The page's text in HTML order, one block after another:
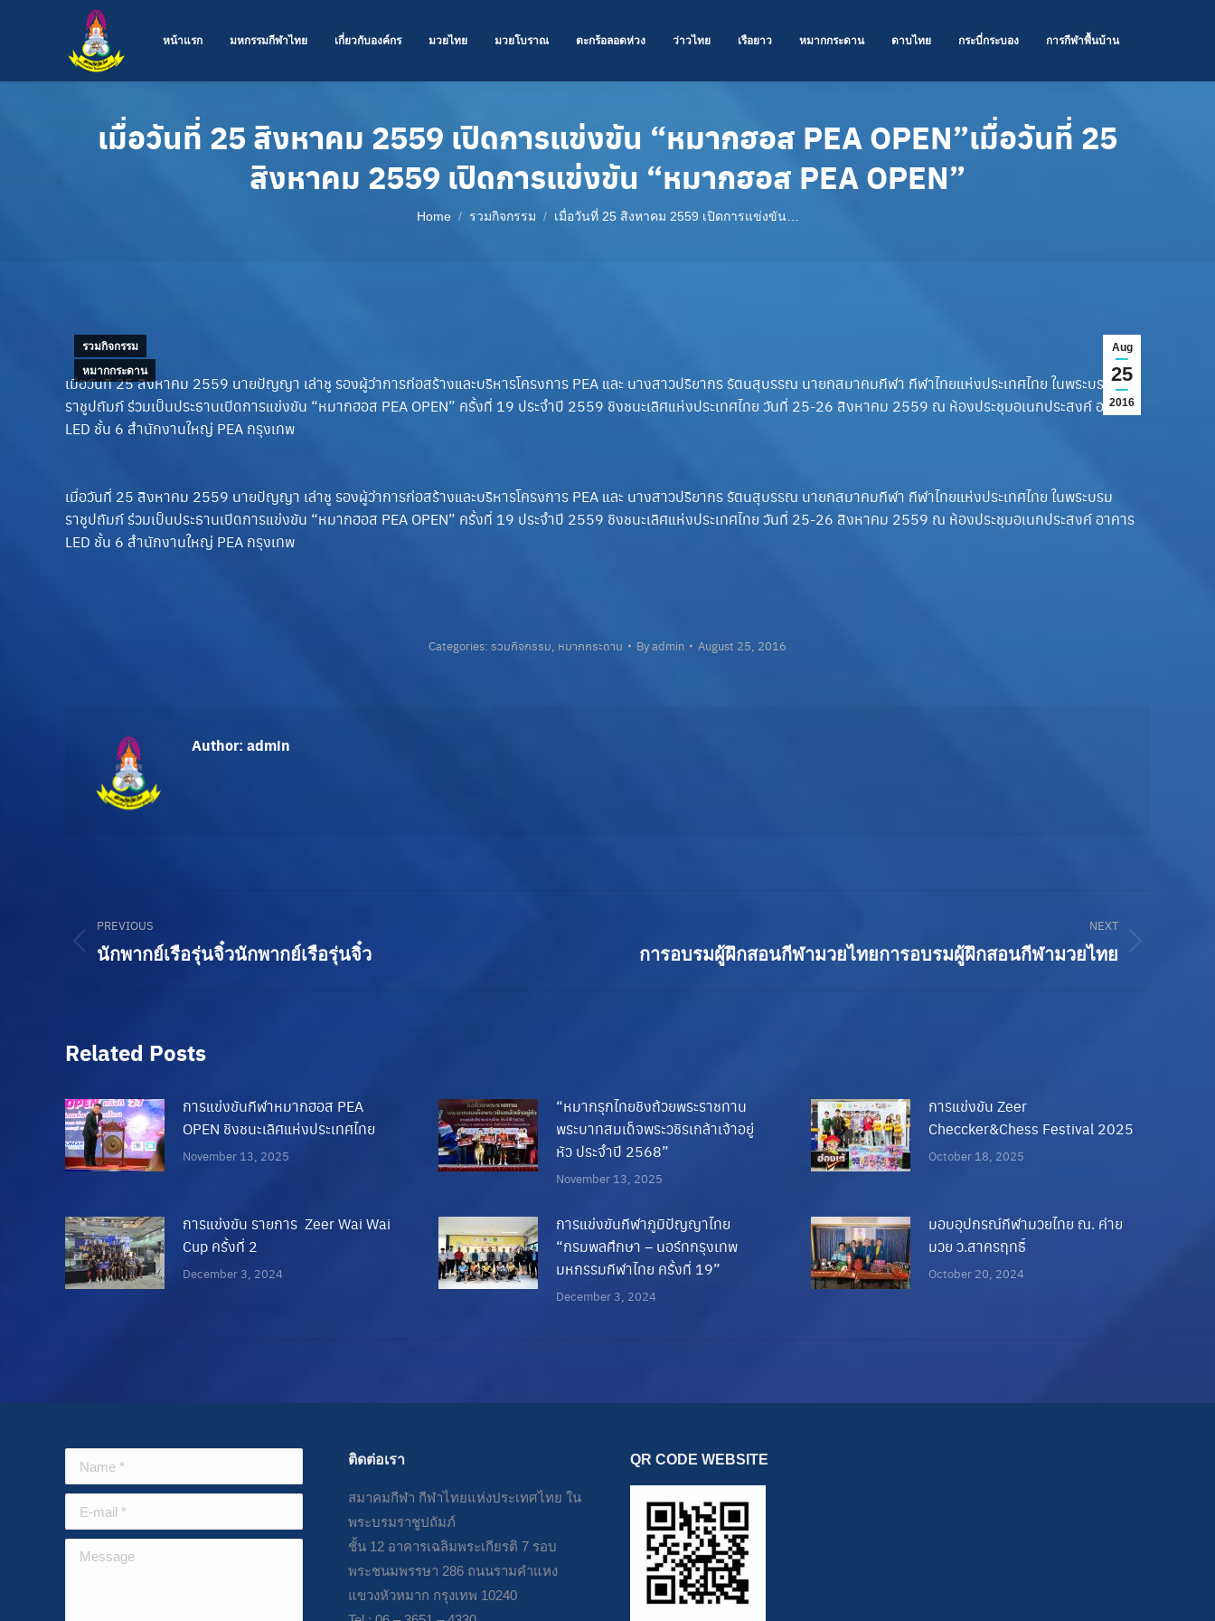
หน้าแรก มหกรรมกีฬาไทย เกี่ยวกับองค์กร มวยไทย มวยโบราณ ตะกร้อลอดห่วง ว่าวไทย เรือยาว หมากกระดาน ดาบไทย กระบี่กระบอง การกีฬาพื้นบ้าน
เมื่อวันที่ 25 สิงหาคม 2559 เปิดการแข่งขัน “หมากฮอส PEA OPEN”เมื่อวันที่ 25
สิงหาคม 2559 เปิดการแข่งขัน “หมากฮอส PEA OPEN”
You are here:
Home รวมกิจกรรม เมื่อวันที่ 25 สิงหาคม 2559 เปิดการแข่งขัน…
Aug
25
2016
รวมกิจกรรม
หมากกระดาน
เมื่อวันที่ 25 สิงหาคม 2559 นายปัญญา เล่าชู รองผู้ว่าการก่อสร้างและบริหารโครงการ PEA และ นางสาวปริยากร รัตนสุบรรณ นายกสมาคมกีฬา กีฬาไทยแห่งประเทศไทย ในพระบรม
ราชูปถัมภ์ ร่วมเป็นประธานเปิดการแข่งขัน “หมากฮอส PEA OPEN” ครั้งที่ 19 ประจำปี 2559 ชิงชนะเลิศแห่งประเทศไทย วันที่ 25-26 สิงหาคม 2559 ณ ห้องประชุมอเนกประสงค์ อาคาร
LED ชั้น 6 สำนักงานใหญ่ PEA กรุงเทพ
เมื่อวันที่ 25 สิงหาคม 2559 นายปัญญา เล่าชู รองผู้ว่าการก่อสร้างและบริหารโครงการ PEA และ นางสาวปริยากร รัตนสุบรรณ นายกสมาคมกีฬา กีฬาไทยแห่งประเทศไทย ในพระบรม
ราชูปถัมภ์ ร่วมเป็นประธานเปิดการแข่งขัน “หมากฮอส PEA OPEN” ครั้งที่ 19 ประจำปี 2559 ชิงชนะเลิศแห่งประเทศไทย วันที่ 25-26 สิงหาคม 2559 ณ ห้องประชุมอเนกประสงค์ อาคาร
LED ชั้น 6 สำนักงานใหญ่ PEA กรุงเทพ
Categories: รวมกิจกรรม, หมากกระดาน Byadmin August 25, 2016
Author: admin
Post
navigation
PREVIOUS
Previous
นักพากย์เรือรุ่นจิ๋วนักพากย์เรือรุ่นจิ๋ว
NEXT
Next
การอบรมผู้ฝึกสอนกีฬามวยไทยการอบรมผู้ฝึกสอนกีฬามวยไทย
Related Posts
การแข่งขันกีฬาหมากฮอส PEA
OPEN ชิงชนะเลิศแห่งประเทศไทย
November 13, 2025
“หมากรุกไทยชิงถ้วยพระราชทาน
พระบาทสมเด็จพระวชิรเกล้าเจ้าอยู่
หัว ประจำปี 2568”
November 13, 2025
การแข่งขัน Zeer
Checcker&Chess Festival 2025
October 18, 2025
การแข่งขัน รายการ Zeer Wai Wai
Cup ครั้งที่ 2
December 3, 2024
การแข่งขันกีฬาภูมิปัญญาไทย
“กรมพลศึกษา – นอร์ทกรุงเทพ
มหกรรมกีฬาไทย ครั้งที่ 19”
December 3, 2024
มอบอุปกรณ์กีฬามวยไทย ณ. ค่าย
มวย ว.สาครฤทธิ์
October 20, 2024
Name *
E-mail *
Message
ติดต่อเรา
สมาคมกีฬา กีฬาไทยแห่งประเทศไทย ใน
พระบรมราชูปถัมภ์
ชั้น 12 อาคารเฉลิมพระเกียรติ 7 รอบ
พระชนมพรรษา 286 ถนนรามคำแหง
แขวงหัวหมาก กรุงเทพ 10240
QR CODE WEBSITE